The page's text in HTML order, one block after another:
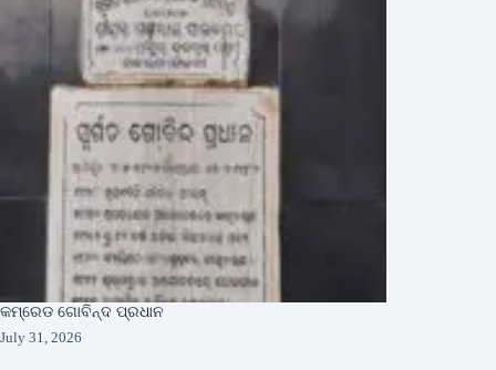
କମ୍ରେଡ ଗୋବିନ୍ଦ ପ୍ରଧାନ
July 31, 2026